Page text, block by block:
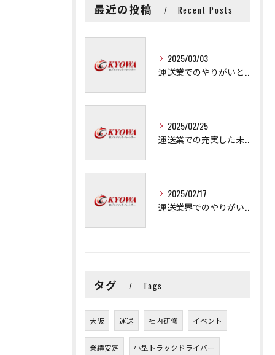
最近の投稿 Recent Posts
2025/03/03
2025/02/25
2025/02/17
タグ Tags
大阪 運送 社内研修 イベント
業績安定 小型トラックドライバー